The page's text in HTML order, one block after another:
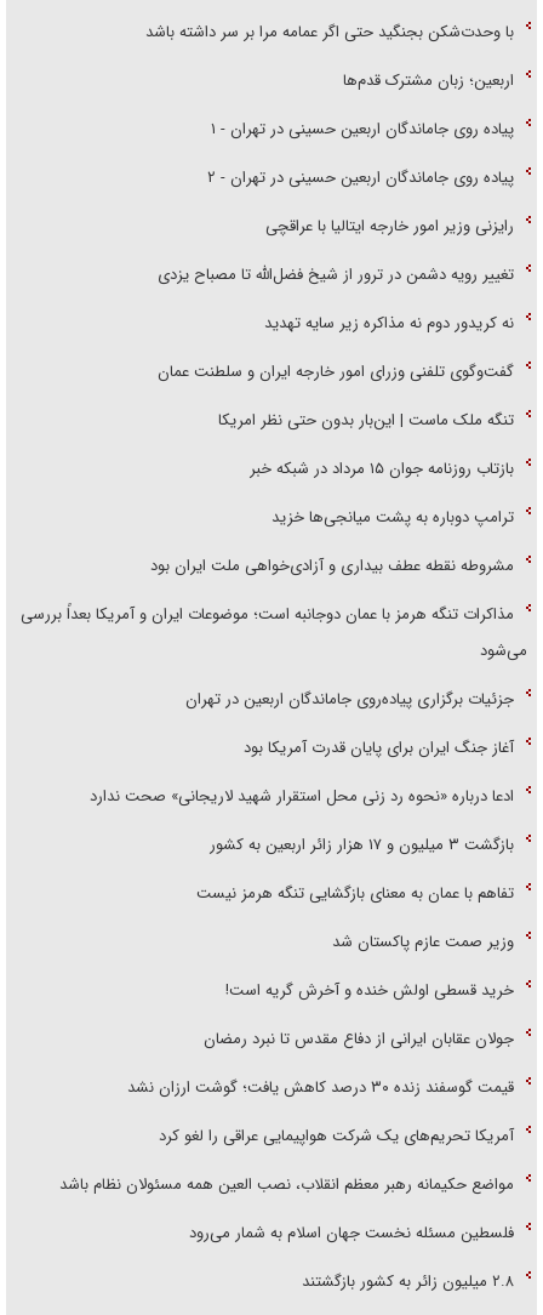
با وحدت‌شکن بجنگید حتی اگر عمامه مرا بر سر داشته باشد
اربعین؛ زبان مشترک قدم‌ها
پیاده روی جاماندگان اربعین حسینی در تهران - ۱
پیاده روی جاماندگان اربعین حسینی در تهران - ۲
رایزنی وزیر امور خارجه ایتالیا با عراقچی
تغییر رویه دشمن در ترور از شیخ فضل‌الله تا مصباح یزدی
نه کریدور دوم نه مذاکره زیر سایه تهدید
گفت‌وگوی تلفنی وزرای امور خارجه ایران و سلطنت عمان
تنگه ملک ماست | این‌بار بدون حتی نظر امریکا
بازتاب روزنامه جوان ۱۵ مرداد در شبکه خبر
ترامپ دوباره به پشت میانجی‌ها خزید
مشروطه نقطه عطف بیداری و آزادی‌خواهی ملت ایران بود
مذاکرات تنگه هرمز با عمان دوجانبه است؛ موضوعات ایران و آمریکا بعداً بررسی
می‌شود
جزئیات برگزاری پیاده‌روی جاماندگان اربعین در تهران
آغاز جنگ ایران برای پایان قدرت آمریکا بود
ادعا درباره «نحوه رد زنی محل استقرار شهید لاریجانی» صحت ندارد
بازگشت ۳ میلیون و ۱۷ هزار زائر اربعین به کشور
تفاهم با عمان به معنای بازگشایی تنگه هرمز نیست
وزیر صمت عازم پاکستان شد
خرید قسطی اولش خنده و آخرش گریه است!
جولان عقابان ایرانی از دفاع مقدس تا نبرد رمضان
قیمت گوسفند زنده ۳۰ درصد کاهش یافت؛ گوشت ارزان نشد
آمریکا تحریم‌های یک شرکت هواپیمایی عراقی را لغو کرد
مواضع حکیمانه رهبر معظم انقلاب، نصب العین همه مسئولان نظام باشد
فلسطین مسئله نخست جهان اسلام به شمار می‌رود
۲.۸ میلیون زائر به کشور بازگشتند